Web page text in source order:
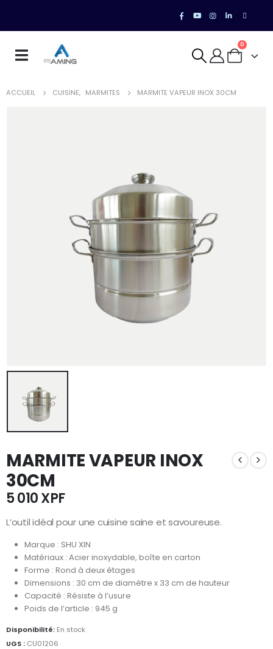
0
ACCUEIL CUISINE, MARMITES MARMITE VAPEUR INOX 30CM
MARMITE VAPEUR INOX
30CM
5 010XPF
L’outil idéal pour une cuisine saine et savoureuse.
Marque : SHU XIN
Matériaux : Acier inoxydable, boîte en carton
Forme : Rond à deux étages
Dimensions : 30 cm de diamètre x 33 cm de hauteur
Capacité : Résiste à l’usure
Poids de l’article : 945 g
Disponibilité: En stock
UGS : CU01206